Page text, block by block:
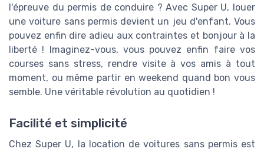
l'épreuve du permis de conduire ? Avec Super U, louer
une voiture sans permis devient un jeu d'enfant. Vous
pouvez enfin dire adieu aux contraintes et bonjour à la
liberté ! Imaginez-vous, vous pouvez enfin faire vos
courses sans stress, rendre visite à vos amis à tout
moment, ou même partir en weekend quand bon vous
semble. Une véritable révolution au quotidien !
Facilité et simplicité
Chez Super U, la location de voitures sans permis est